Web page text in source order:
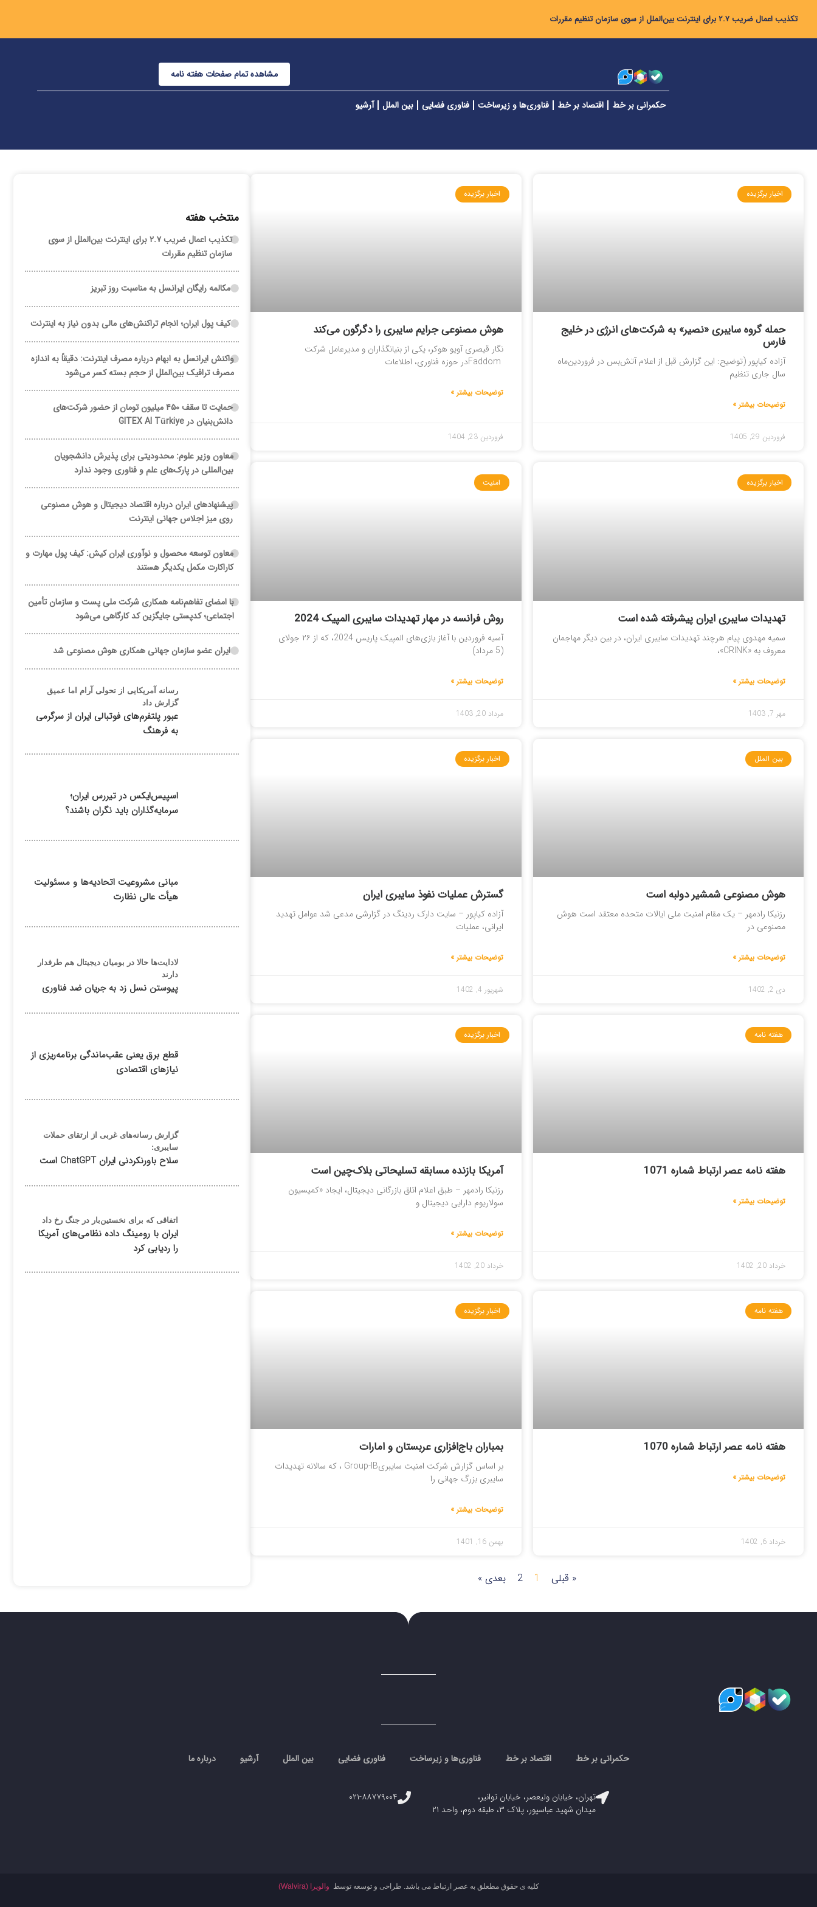
تکذیب اعمال ضریب ۲.۷ برای اینترنت بین‌الملل از سوی سازمان تنظیم مقررات
مشاهده تمام صفحات هفته نامه
حکمرانی بر خط اقتصاد بر خط فناوری‌ها و زیرساخت فناوری فضایی بین الملل آرشیو
اخبار برگزیده
حمله گروه سایبری «نصیر» به شرکت‌های انرژی در خلیج
فارس
آزاده کیاپور (توضیح: این گزارش قبل از اعلام آتش‌بس در فروردین‌ماه
سال جاری تنظیم
توضیحات بیشتر »
فروردین 29, 1405
اخبار برگزیده
هوش مصنوعی جرایم‌ سایبری را دگرگون می‌کند
نگار قیصری آویو هوکر، یکی از بنیانگذاران و مدیرعامل شرکت
توضیحات بیشتر »
فروردین 23, 1404
اخبار برگزیده
تهدیدات سایبری ایران پیشرفته شده است
سمیه مهدوی پیام هرچند تهدیدات سایبری ایران، در بین دیگر مهاجمان
معروف به «CRINK»،
توضیحات بیشتر »
مهر 7, 1403
امنیت
روش فرانسه در مهار تهدیدات سایبری المپیک 2024
آسیه فروردین با آغاز بازی‌های المپیک پاریس 2024، که از ۲۶ جولای
(5 مرداد)
توضیحات بیشتر »
مرداد 20, 1403
بین الملل
هوش مصنوعی شمشیر دولبه است
رزنیکا رادمهر – یک مقام امنیت ملی ایالات متحده معتقد است هوش
مصنوعی در
توضیحات بیشتر »
دی 2, 1402
اخبار برگزیده
گسترش عملیات نفوذ سایبری ایران
آزاده کیاپور – سایت دارک ردینگ در گزارشی مدعی شد عوامل تهدید
ایرانی، عملیات
توضیحات بیشتر »
شهریور 4, 1402
هفته نامه
هفته نامه عصر ارتباط شماره 1071
توضیحات بیشتر »
خرداد 20, 1402
اخبار برگزیده
آمریکا بازنده مسابقه تسلیحاتی بلاک‌چین است
رزنیکا رادمهر – طبق اعلام اتاق بازرگانی دیجیتال، ایجاد «کمیسیون
سولاریوم دارایی دیجیتال و
توضیحات بیشتر »
خرداد 20, 1402
هفته نامه
هفته نامه عصر ارتباط شماره 1070
توضیحات بیشتر »
خرداد 6, 1402
اخبار برگزیده
بمباران باج‌افزاری عربستان و امارات
بر اساس گزارش شرکت امنیت سایبریGroup-IB ، که سالانه تهدیدات
سایبری بزرگ جهانی را
توضیحات بیشتر »
بهمن 16, 1401
« قبلی 1
2 بعدی »
منتخب هفته
تکذیب اعمال ضریب ۲.۷ برای اینترنت بین‌الملل از سوی
سازمان تنظیم مقررات
مکالمه رایگان ایرانسل به مناسبت روز تبریز
کیف پول ایران؛ انجام تراکنش‌های مالی بدون نیاز به اینترنت
واکنش ایرانسل به ابهام درباره مصرف اینترنت: دقیقاً به اندازه
مصرف ترافیک بین‌الملل از حجم بسته کسر می‌شود
حمایت تا سقف ۴۵۰ میلیون تومان از حضور شرکت‌های
دانش‌بنیان در GITEX AI Türkiye
معاون وزیر علوم: محدودیتی برای پذیرش دانشجویان
بین‌المللی در پارک‌های علم و فناوری وجود ندارد
پیشنهادهای ایران درباره اقتصاد دیجیتال و هوش مصنوعی
روی میز اجلاس جهانی اینترنت
معاون توسعه محصول و نوآوری ایران کیش: کیف پول مهارت و
کاراکارت مکمل یکدیگر هستند
با امضای تفاهم‌نامه همکاری شرکت ملی پست و سازمان تأمین
اجتماعی؛ کدپستی جایگزین کد کارگاهی می‌شود
ایران عضو سازمان جهانی همکاری هوش مصنوعی شد
رسانه آمریکایی از تحولی آرام اما عمیق
گزارش داد
عبور پلتفرم‌های فوتبالی ایران از سرگرمی
به فرهنگ
اسپیس‌ایکس در تیررس ایران؛
سرمایه‌گذاران باید نگران باشند؟
مبانی مشروعیت اتحادیه‌ها و مسئولیت
هیأت عالی نظارت
لادایت‌ها حالا در بومیان دیجیتال هم طرفدار
دارند
پیوستن نسل زد به جریان ضد فناوری
قطع برق یعنی عقب‌ماندگی برنامه‌ریزی از
نیازهای اقتصادی
گزارش رسانه‌های غربی از ارتقای حملات
سایبری:
سلاح باورنکردنی ایران ChatGPT است
اتفاقی که برای نخستین‌بار در جنگ رخ داد
ایران با رومینگ داده نظامی‌های آمریکا
را ردیابی کرد
حکمرانی بر خط اقتصاد بر خط فناوری‌ها و زیرساخت فناوری فضایی بین الملل آرشیو درباره ما
تهران، خیابان ولیعصر، خیابان توانیر،
میدان شهید عباسپور، پلاک ۳، طبقه دوم، واحد ۲۱
۰۲۱-۸۸۷۷۹۰۰۴
کلیه ی حقوق مطعلق به عصر ارتباط می باشد. طراحی و توسعه توسط والویرا (Walvira)